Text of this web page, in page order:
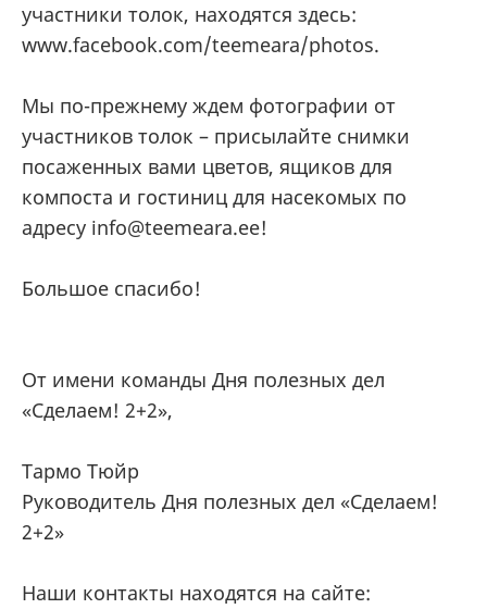
участники толок, находятся здесь:
www.facebook.com/teemeara/photos.
Мы по-прежнему ждем фотографии от
участников толок – присылайте снимки
посаженных вами цветов, ящиков для
компоста и гостиниц для насекомых по
адресу info@teemeara.ee!
Большое спасибо!
От имени команды Дня полезных дел
«Сделаем! 2+2»,
Тармо Тюйр
Руководитель Дня полезных дел «Сделаем!
2+2»
Наши контакты находятся на сайте: